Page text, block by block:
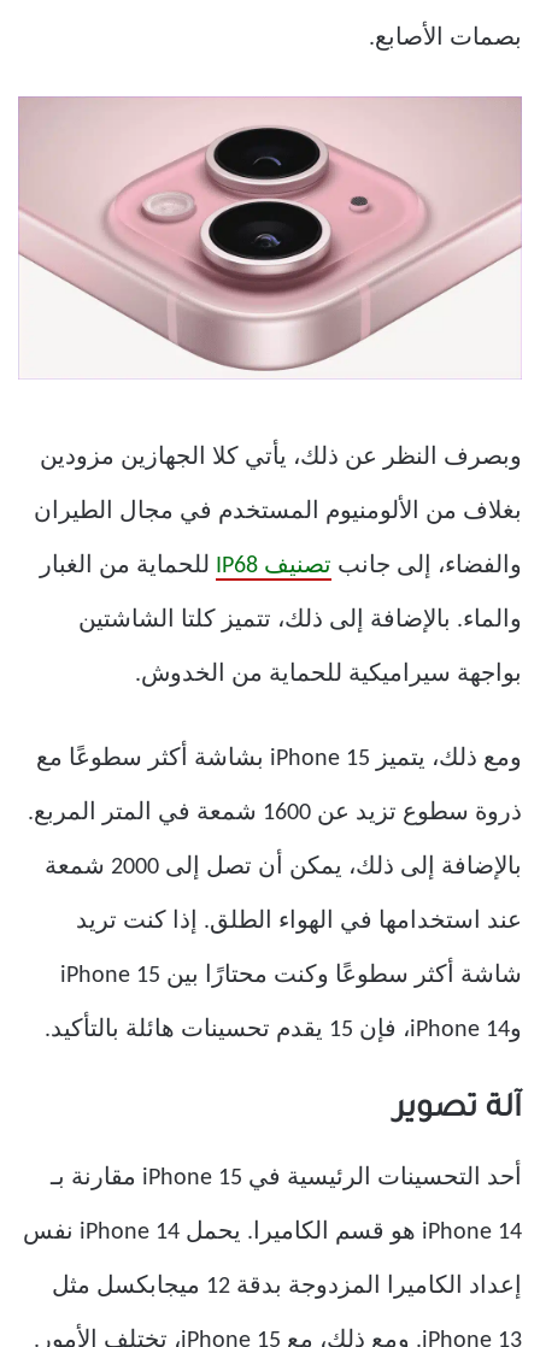
بصمات الأصابع.
وبصرف النظر عن ذلك، يأتي كلا الجهازين مزودين
بغلاف من الألومنيوم المستخدم في مجال الطيران
والفضاء، إلى جانب تصنيف IP68 للحماية من الغبار
والماء. بالإضافة إلى ذلك، تتميز كلتا الشاشتين
بواجهة سيراميكية للحماية من الخدوش.
ومع ذلك، يتميز iPhone 15 بشاشة أكثر سطوعًا مع
ذروة سطوع تزيد عن 1600 شمعة في المتر المربع.
بالإضافة إلى ذلك، يمكن أن تصل إلى 2000 شمعة
عند استخدامها في الهواء الطلق. إذا كنت تريد
شاشة أكثر سطوعًا وكنت محتارًا بين iPhone 15
وiPhone 14، فإن 15 يقدم تحسينات هائلة بالتأكيد.
آلة تصوير
أحد التحسينات الرئيسية في iPhone 15 مقارنة بـ
iPhone 14 هو قسم الكاميرا. يحمل iPhone 14 نفس
إعداد الكاميرا المزدوجة بدقة 12 ميجابكسل مثل
iPhone 13. ومع ذلك، مع iPhone 15، تختلف الأمور.